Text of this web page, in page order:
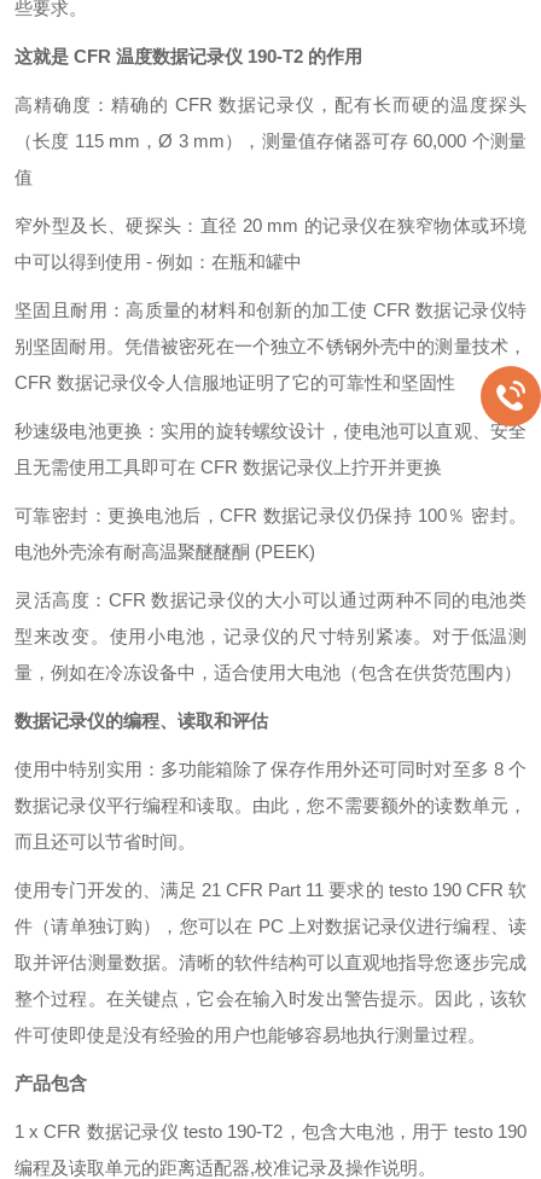
些要求。
这就是 CFR 温度数据记录仪 190-T2 的作用
高精确度：精确的 CFR 数据记录仪，配有长而硬的温度探头
（长度 115 mm ，Ø 3 mm），测量值存储器可存60,000 个测量
值
窄外型及长、硬探头：直径 20 mm 的记录仪在狭窄物体或环境
中可以得到使用 - 例如：在瓶和罐中
坚固且耐用：高质量的材料和创新的加工使 CFR数据记录仪特
别坚固耐用。凭借被密死在一个独立不锈钢外壳中的测量技术，
CFR 数据记录仪令人信服地证明了它的可靠性和坚固性
秒速级电池更换：实用的旋转螺纹设计，使电池可以直观、安全
且无需使用工具即可在 CFR 数据记录仪上拧开并更换
可靠密封：更换电池后，CFR 数据记录仪仍保持 100％ 密封。
电池外壳涂有耐高温聚醚醚酮 (PEEK)
灵活高度： CFR数据记录仪的大小可以通过两种不同的电池类
型来改变。使用小电池，记录仪的尺寸特别紧凑。对于低温测
量，例如在冷冻设备中，适合使用大电池（包含在供货范围内）
数据记录仪的编程、读取和评估
使用中特别实用：多功能箱除了保存作用外还可同时对至多 8个
数据记录仪平行编程和读取。由此，您不需要额外的读数单元，
而且还可以节省时间。
使用专门开发的、满足 21 CFR Part 11要求的 testo 190 CFR软
件（请单独订购），您可以在 PC
上对数据记录仪进行编程、读
取并评估测量数据。清晰的软件结构可以直观地指导您逐步完成
整个过程。在关键点，它会在输入时发出警告提示。因此，该软
件可使即使是没有经验的用户也能够容易地执行测量过程。
产品包含
1 x CFR 数据记录仪testo 190-T2 ，包含大电池，用于 testo 190
编程及读取单元的距离适配器,校准记录及操作说明。